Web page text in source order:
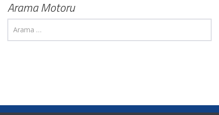
Arama Motoru